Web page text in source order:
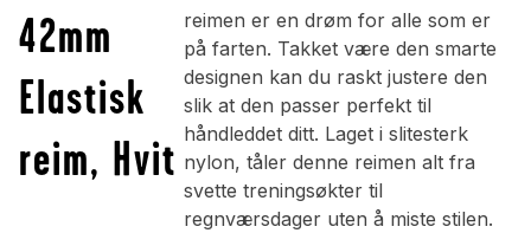
42mm
Elastisk
reim, Hvit
reimen er en drøm for alle som er
på farten. Takket være den smarte
designen kan du raskt justere den
slik at den passer perfekt til
håndleddet ditt. Laget i slitesterk
nylon, tåler denne reimen alt fra
svette treningsøkter til
regnværsdager uten å miste stilen.